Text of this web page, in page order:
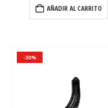
AÑADIR AL CARRITO
-30%